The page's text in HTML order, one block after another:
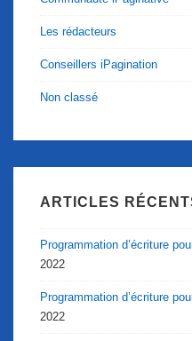
Les rédacteurs
Conseillers iPagination
Non classé
ARTICLES
Programmation d’écriture
2022
Programmation d’écriture
2022